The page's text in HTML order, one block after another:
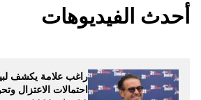
أحدث الفيديوهات
راغب علامة يكشف
احتمالات الاعتزال